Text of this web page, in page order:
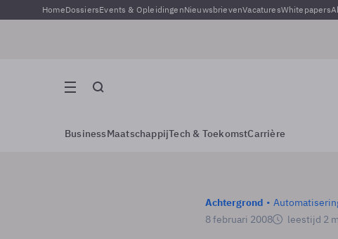
HomeDossiersEvents & OpleidingenNieuwsbrievenVacaturesWhitepapers
BusinessMaatschappijTech & ToekomstCarrière
Achtergrond
8 februari 2008 leestijd 2